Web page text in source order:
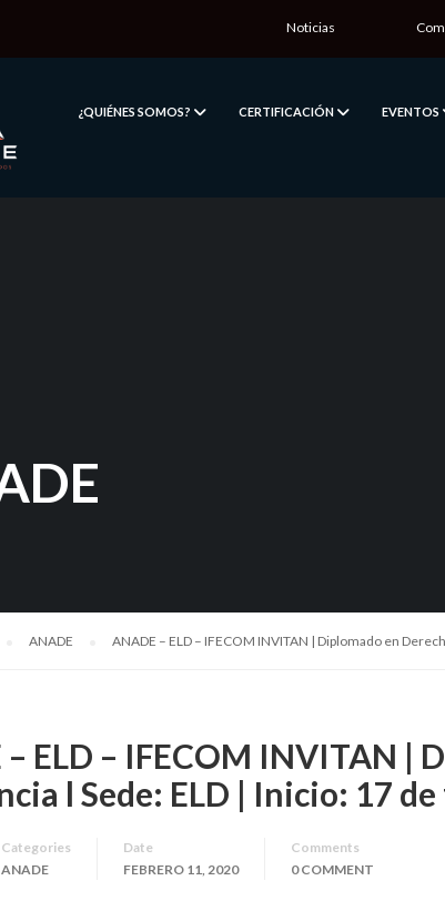
Noticias
¿QUIÉNES SOMOS? CERTIFICACIÓN EVENTOS
ANADE ANADE – ELD – IFECOM INVITAN | Diplomado en
ELD – IFECOM INVITAN |
l Sede: ELD | Inicio: 17
Categories
ANADE
Date
FEBRERO 11, 2020
Comments
0 COMMENT